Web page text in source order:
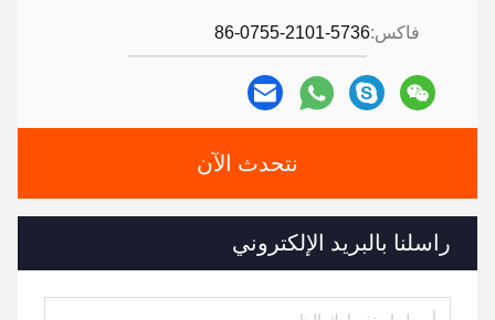
فاكس:86-0755-2101-5736
نتحدث الآن
راسلنا بالبريد الإلكتروني